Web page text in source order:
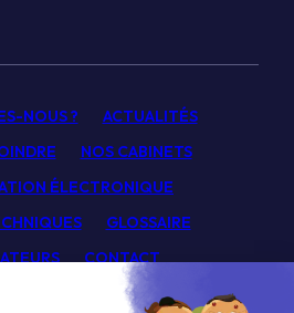
NOUS ?
ACTUALITÉS
NOS CABINETS
ÉLECTRONIQUE
GLOSSAIRE
CONTACT